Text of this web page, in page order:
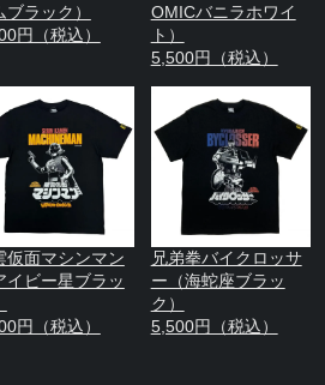
ブラック）
円（税込）
OMICバニラホワイ
ト）
5,500円（税込）
仮面マシンマン
イビー星ブラッ
円（税込）
兄弟拳バイクロッサ
ー（海蛇座ブラッ
ク）
5,500円（税込）